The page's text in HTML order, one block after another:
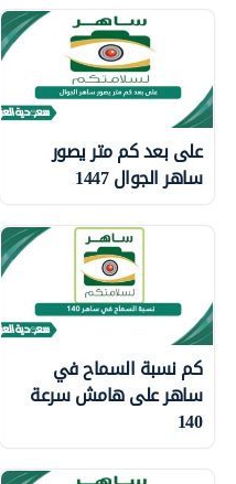
على بعد كم متر يصور
ساهر الجوال 1447
كم نسبة السماح في
ساهر على هامش سرعة
140